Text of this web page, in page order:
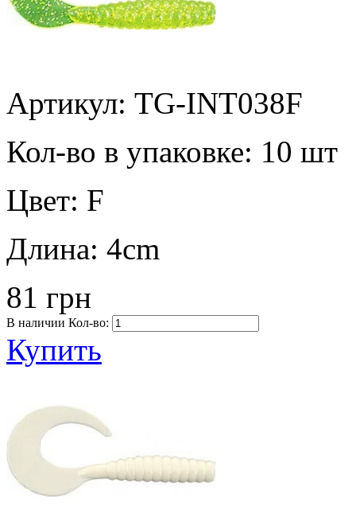
Артикул: TG-INT038F
Кол-во в упаковке: 10 шт
Цвет: F
Длина: 4cm
81 грн
В наличии Кол-во:
Купить